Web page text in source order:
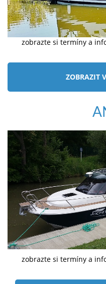
zobrazte si termíny a
ZOBRAZIT
zobrazte si termíny a